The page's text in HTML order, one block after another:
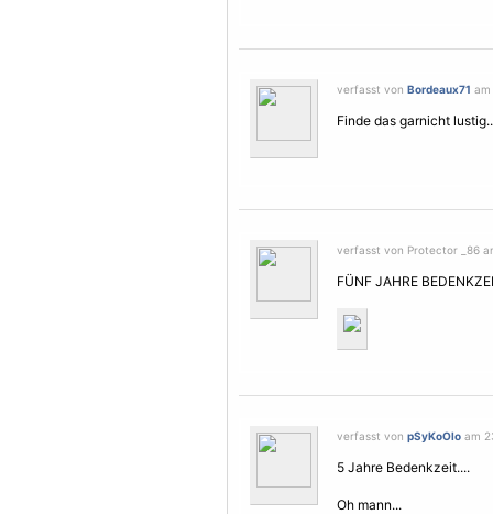
verfasst von Bordeaux71 am
Finde das garnicht
verfasst von Protector _86
FÜNF JAHRE
verfasst von pSyKoOlo am
5 Jahre Bedenkzeit....
Oh mann...